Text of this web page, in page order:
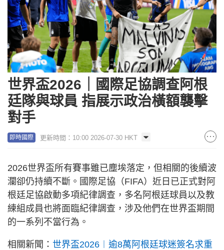
世界盃2026｜國際足協調查阿根
廷隊與球員 指展示政治橫額襲擊
對手
即時國際 更新時間：10:00 2026-07-30 HKT
2026世界盃所有賽事雖已塵埃落定，但相關的後續波
瀾卻仍持續不斷。國際足協（FIFA）近日已正式對阿
根廷足協啟動多項紀律調查，多名阿根廷球員以及教
練組成員也將面臨紀律調查，涉及他們在世界盃期間
的一系列不當行為。
相關新聞： 世界盃2026︱逾8萬阿根廷球迷簽名求重